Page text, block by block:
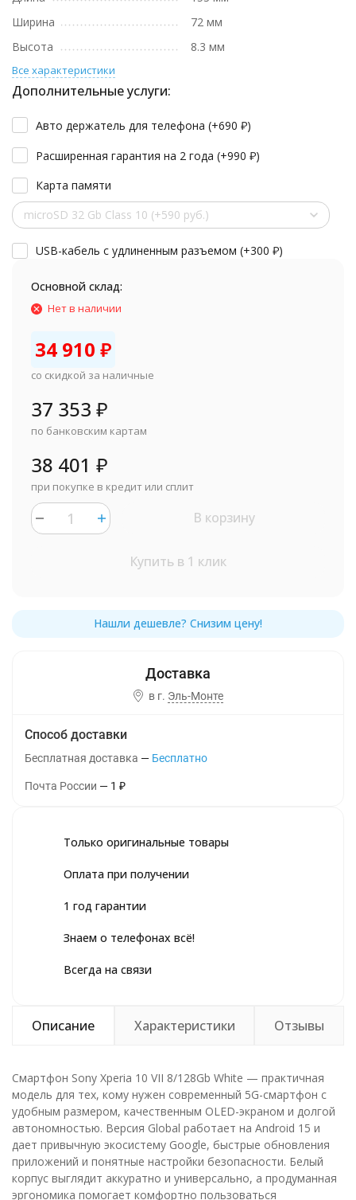
Ширина
72 мм
Высота
8.3 мм
Все характеристики
Дополнительные услуги:
Авто держатель для телефона (+690 ₽)
Расширенная гарантия на 2 года (+990 ₽)
Карта памяти
microSD 32 Gb Class 10 (+590 руб.)
USB-кабель с удлиненным разъемом (+300 ₽)
Основной склад:
Нет в наличии
34 910 ₽
со скидкой за наличные
37 353 ₽
по банковским картам
38 401 ₽
при покупке в кредит или сплит
В корзину
Купить в 1 клик
в г. Эль-Монте
Способ доставки
Бесплатная доставка Бесплатно
Почта России 1 ₽
Только оригинальные товары
Оплата при получении
1 год гарантии
Знаем о телефонах всё!
Всегда на связи
Описание Характеристики Отзывы
Смартфон Sony Xperia 10 VII 8/128Gb White — практичная
модель для тех, кому нужен современный 5G-смартфон с
удобным размером, качественным OLED-экраном и долгой
автономностью. Версия Global работает на Android 15 и
дает привычную экосистему Google, быстрые обновления
приложений и понятные настройки безопасности. Белый
корпус выглядит аккуратно и универсально, а продуманная
эргономика помогает комфортно пользоваться